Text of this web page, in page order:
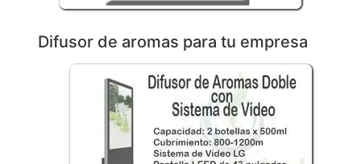
Difusor de aromas para tu empresa